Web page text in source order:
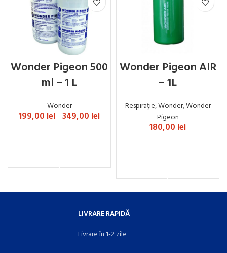
Wonder Pigeon 500
ml – 1 L
Wonder
199,00 lei–349,00 lei
Wonder Pigeon AIR
– 1L
Respirație,Wonder,Wonder
Pigeon
180,00 lei
LIVRARE RAPIDĂ
Livrare în 1-2 zile